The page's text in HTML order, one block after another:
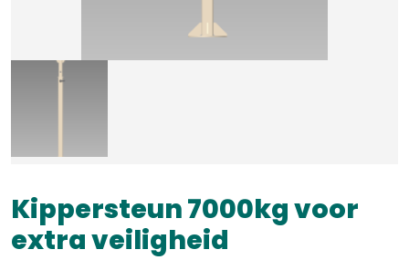
Kippersteun 7000kg voor
extra veiligheid